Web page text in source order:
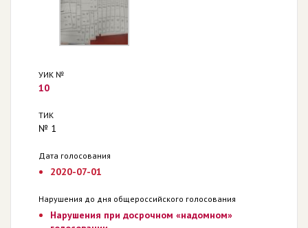
УИК №
10
ТИК
№ 1
Дата голосования
2020-07-01
Нарушения до дня общероссийского голосования
Нарушения при досрочном «надомном»